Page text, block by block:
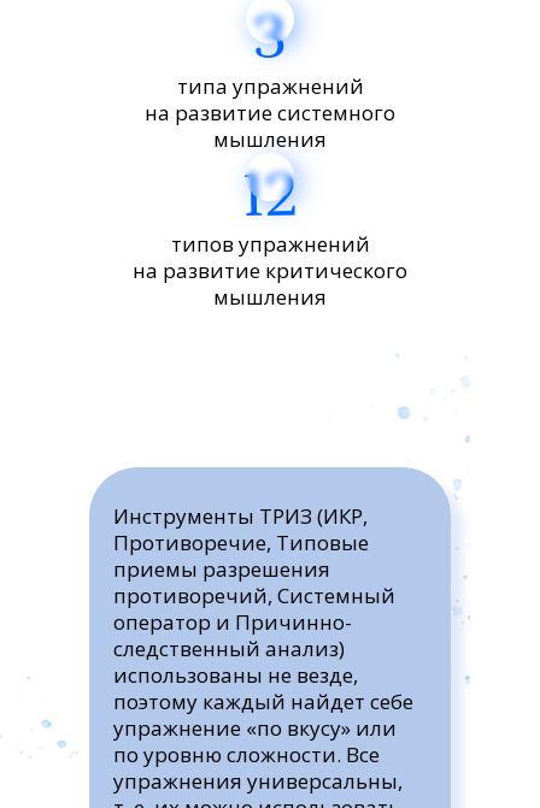
3
типа упражнений
на развитие системного
мышления
12
типов упражнений
на развитие критического
мышления
Инструменты ТРИЗ (ИКР,
Противоречие, Типовые
приемы разрешения
противоречий, Системный
оператор и Причинно-
следственный анализ)
использованы не везде,
поэтому каждый найдет себе
упражнение «по вкусу» или
по уровню сложности. Все
упражнения универсальны,